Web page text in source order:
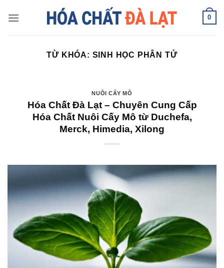
0
TỪ KHÓA: SINH HỌC PHÂN TỬ
NUÔI CẤY MÔ
Hóa Chất Đà Lạt – Chuyên Cung Cấp
Hóa Chất Nuôi Cấy Mô từ Duchefa,
Merck, Himedia, Xilong